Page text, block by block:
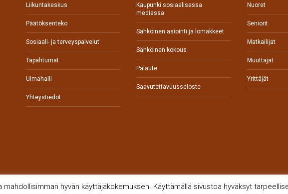
Liikuntakeskus
Päätöksenteko
Sosiaali- ja terveyspalvelut
Tapahtumat
Uimahalli
Yhteystiedot
Kaupunki sosiaalisessa
mediassa
Sähköinen asiointi ja lomakkeet
Sähköinen kokous
Palaute
Saavutettavuusseloste
Nuoret
Seniorit
Matkailijat
Muuttajat
Yrittäjät
hyvän käyttäjäkokemuksen. Käyttämällä sivustoa hyväksyt